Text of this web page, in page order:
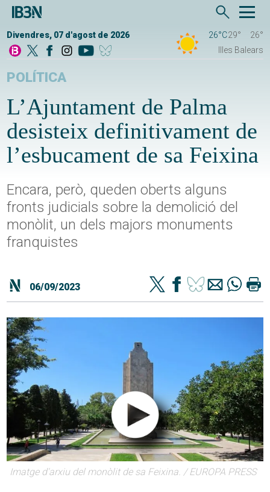
Divendres, 07 d'agost de 2026 26°C29°
26°
Illes Balears
POLÍTICA
L’Ajuntament de Palma
desisteix definitivament de
l’esbucament de sa Feixina
Encara, però, queden oberts alguns
fronts judicials sobre la demolició del
monòlit, un dels majors monuments
franquistes
06/09/2023
Imatge d'arxiu del monòlit de sa Feixina. / EUROPA PRESS